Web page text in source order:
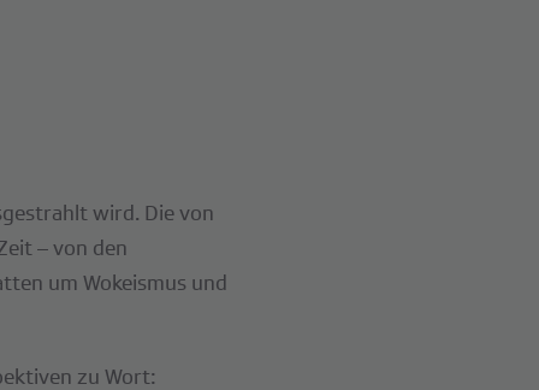
wird. Die von
– von den
um Wokeismus und
zu Wort: